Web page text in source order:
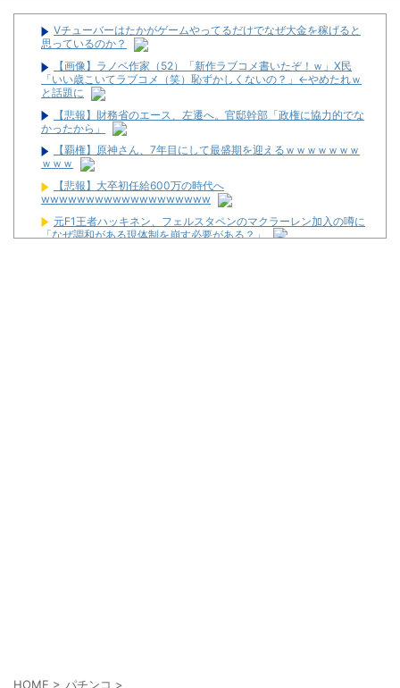
Vチューバーはたかがゲームやってるだけでなぜ大金を稼げると
思っているのか？
【画像】ラノベ作家（52）「新作ラブコメ書いたぞ！ｗ」X民
「いい歳こいてラブコメ（笑）恥ずかしくないの？」←やめたれｗ
と話題に
【悲報】財務省のエース、左遷へ。官邸幹部「政権に協力的でな
かったから」
【覇権】原神さん、7年目にして最盛期を迎えるｗｗｗｗｗｗｗ
ｗｗｗ
【悲報】大卒初任給600万の時代へ
wwwwwwwwwwwwwwwwwww
元F1王者ハッキネン、フェルスタペンのマクラーレン加入の噂に
「なぜ調和がある現体制を崩す必要がある？」
HOME > パチンコ >